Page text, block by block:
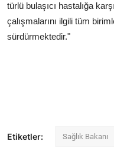
türlü bulaşıcı hastalığa
çalışmalarını ilgili tüm
sürdürmektedir."
Etiketler: Sağlık Bakanı